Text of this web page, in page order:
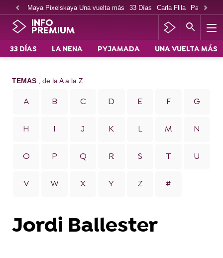
Maya Pixelskaya Una vuelta más 33 Días Carla Flila Paco
INFO
PREMIUM
33 DÍAS LA NENA PYJAMADA UNA VUELTA MÁS
TEMAS , de la A a la Z:
A B C D E F G
H I J K L M N
O P Q R S T U
V W X Y Z #
Jordi Ballester